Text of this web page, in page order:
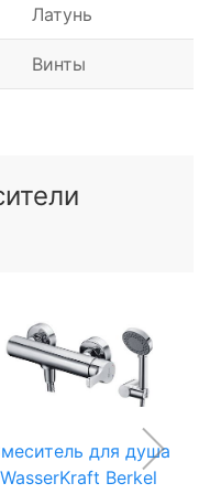
Латунь
Винты
для душа
WasserKraft Berkel